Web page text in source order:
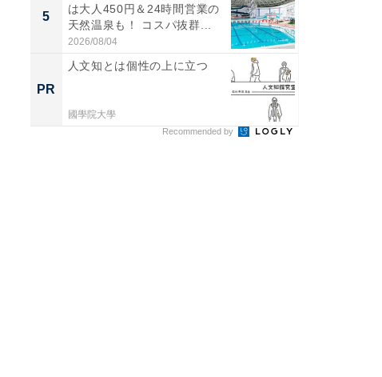
5
は大人450円＆24時間営業の
天然温泉も！ コスパ抜群...
2026/08/04
PR
人文知とは個性の上に立つ
國學院大學
Recommended by